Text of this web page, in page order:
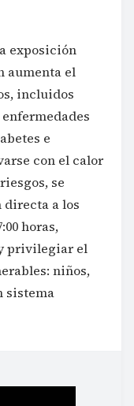
exposición
aumenta el
incluidos
e
con el calor
se
a los
horas,
privilegiar el
niños,
sistema